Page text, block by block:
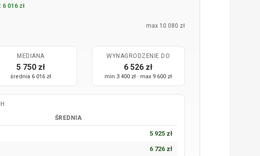
6 016 zł
max 10 080 zł
MEDIANA
5 750 zł
średnia 6 016 zł
WYNAGRODZENIE DO
6 526 zł
min 3 400 zł · max 9 600 zł
ŚREDNIA
5 925 zł
6 726 zł